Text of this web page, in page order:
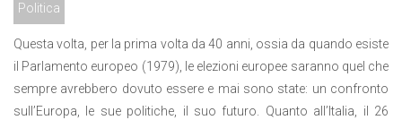
Politica
Questa volta, per la prima volta da 40 anni, ossia da quando esiste
il Parlamento europeo (1979), le elezioni europee saranno quel che
sempre avrebbero dovuto essere e mai sono state: un confronto
sull’Europa, le sue politiche, il suo futuro. Quanto all’Italia, il 26